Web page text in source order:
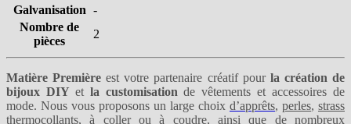
Galvanisation -
Nombre de
pièces
2
Matière Première est votre partenaire créatif pourla création de
bijoux DIY etla customisation de vêtements et accessoires de
mode. Nous vous proposons un large choix d’apprêts, perles, strass
thermocollants,à collerouà coudre, ainsi que de nombreux